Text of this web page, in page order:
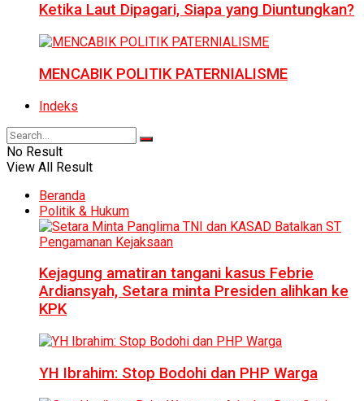
Ketika Laut Dipagari, Siapa yang Diuntungkan?
MENCABIK POLITIK PATERNIALISME
Indeks
No Result
View All Result
Beranda
Politik & Hukum
Kejagung amatiran tangani kasus Febrie
Ardiansyah, Setara minta Presiden alihkan ke
KPK
YH Ibrahim: Stop Bodohi dan PHP Warga